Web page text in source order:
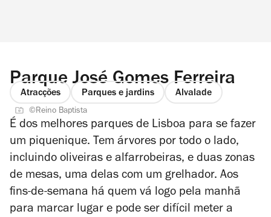
Parque José Gomes Ferreira
Atracções Parques e jardins Alvalade
©Reino Baptista
É dos melhores parques de Lisboa para se fazer
um piquenique. Tem árvores por todo o lado,
incluindo oliveiras e alfarrobeiras, e duas zonas
de mesas, uma delas com um grelhador. Aos
fins-de-semana há quem vá logo pela manhã
para marcar lugar e pode ser difícil meter a